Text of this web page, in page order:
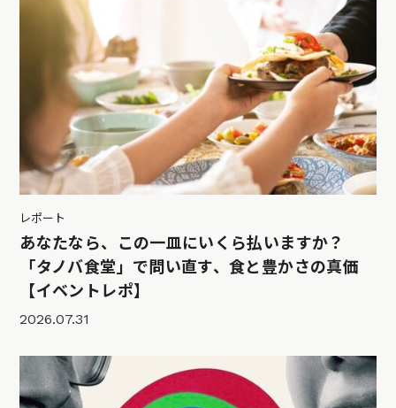
レポート
あなたなら、この一皿にいくら払いますか？
「タノバ食堂」で問い直す、食と豊かさの真価
【イベントレポ】
2026.07.31